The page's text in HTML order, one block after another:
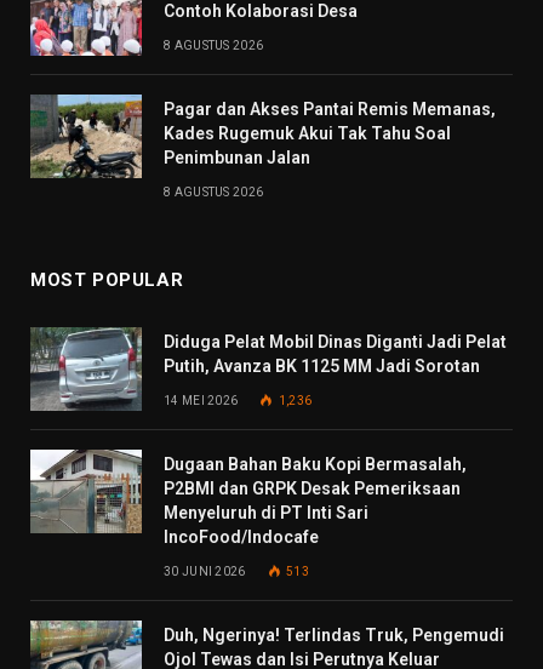
Contoh Kolaborasi Desa
8 AGUSTUS 2026
Pagar dan Akses Pantai Remis Memanas,
Kades Rugemuk Akui Tak Tahu Soal
Penimbunan Jalan
8 AGUSTUS 2026
MOST POPULAR
Diduga Pelat Mobil Dinas Diganti Jadi Pelat
Putih, Avanza BK 1125 MM Jadi Sorotan
14 MEI 2026 1,236
Dugaan Bahan Baku Kopi Bermasalah,
P2BMI dan GRPK Desak Pemeriksaan
Menyeluruh di PT Inti Sari
IncoFood/Indocafe
30 JUNI 2026 513
Duh, Ngerinya! Terlindas Truk, Pengemudi
Ojol Tewas dan Isi Perutnya Keluar